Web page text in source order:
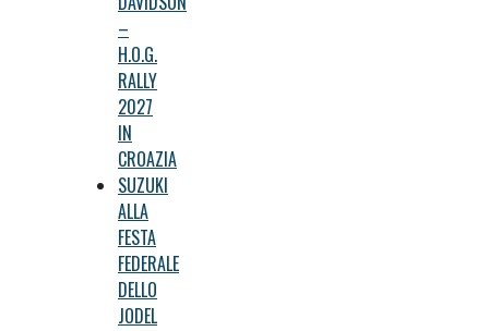
–
H.O.G.
RALLY
2027
IN
CROAZIA
SUZUKI
ALLA
FESTA
FEDERALE
DELLO
JODEL